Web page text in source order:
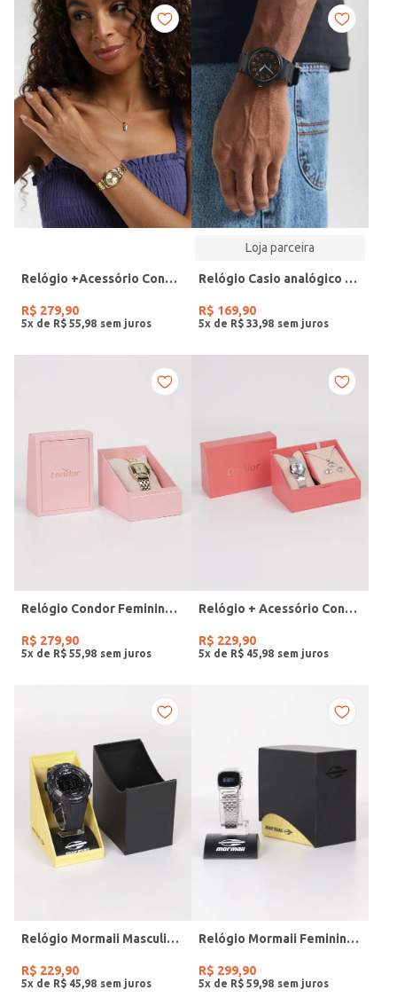
Relógio +Acessório Condor Feminino DOURADO
R$ 279,90
5x de R$ 55 98
Loja parceira
Relógio Casio analógico MW-240-4BVDF-SC
R$ 169,90
5x de R$ 33 98
Relógio Condor Feminino DOURADO
R$ 279,90
5x de R$ 55 98
Relógio + Acessório Condor Feminino PRATA
R$ 229,90
5x de R$ 45 98
Relógio Mormaii Masculino PRETO
R$ 229,90
5x de R$ 45 98
Relógio Mormaii Feminino PRATA
R$ 299,90
5x de R$ 59 98